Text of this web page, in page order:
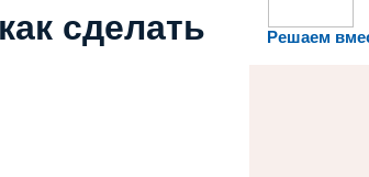
Решаем
сделать